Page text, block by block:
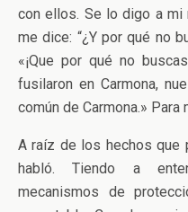
con ellos. Se lo digo a mi
me dice: “¿Y por qué no
«¡Que por qué no
fusilaron en Carmona,
común de Carmona.»
A raíz de los hechos que
habló. Tiendo a
mecanismos de